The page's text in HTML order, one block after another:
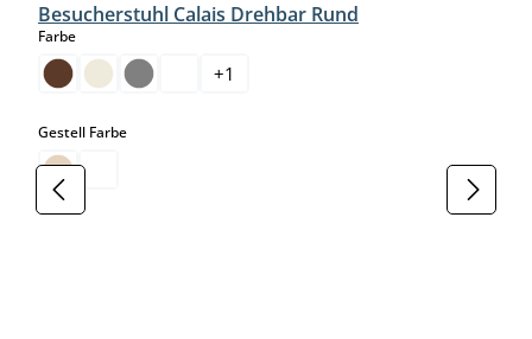
Besucherstuhl Calais Drehbar Rund
Farbeauswählen
+1
Gestell Farbeauswählen